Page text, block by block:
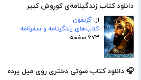
دانلود کتاب زندگینامه‌ی کوروش کبیر
از: گزنفون
کتاب‌های زندگینامه و سفرنامه
۶۷۳ صفحه
🎧 دانلود کتاب صوتی دختری روی میل پرده